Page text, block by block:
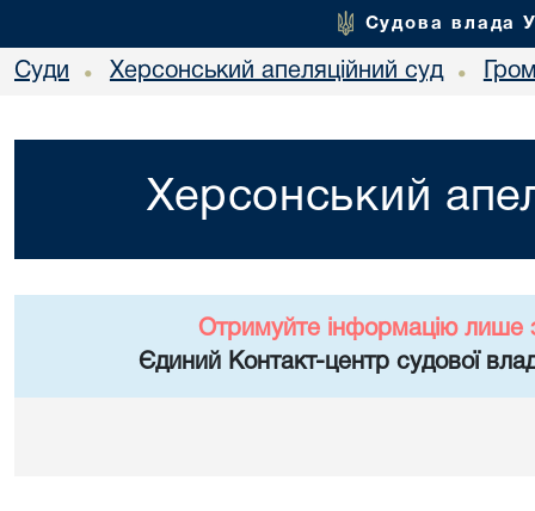
Судова влада
Суди • Херсонський апеляційний суд •
Херсонський
Отримуйте інформацію лише
Єдиний Контакт-центр судової